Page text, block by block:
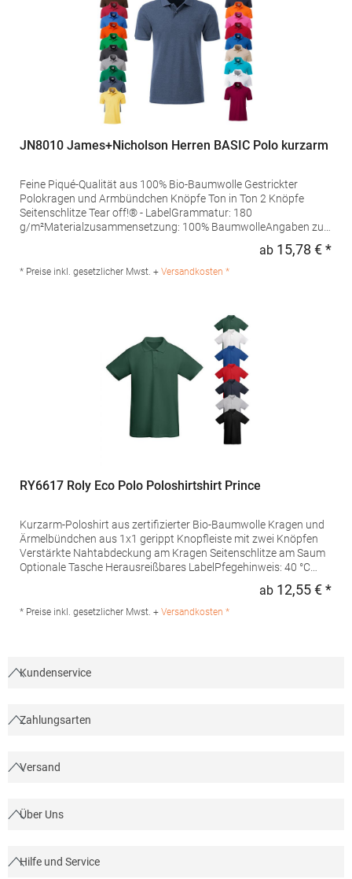
JN8010 James+Nicholson Herren BASIC Polo kurzarm
Feine Piqué-Qualität aus 100% Bio-Baumwolle Gestrickter
Polokragen und Armbündchen Knöpfe Ton in Ton 2 Knöpfe
Seitenschlitze Tear off!® - LabelGrammatur: 180
g/m²Materialzusammensetzung: 100% BaumwolleAngaben zur
GmbH Vor dem Weißen Stein 25-31 72461 Albstadt Deutschland
E-Mail: info@daiber.de
ab 15,78 € *
* Preise inkl. gesetzlicher Mwst. + Versandkosten *
RY6617 Roly Eco Polo Poloshirtshirt Prince
Kurzarm-Poloshirt aus zertifizierter Bio-Baumwolle Kragen und
Ärmelbündchen aus 1x1 gerippt Knopfleiste mit zwei Knöpfen
Verstärkte Nahtabdeckung am Kragen Seitenschlitze am Saum
Optionale Tasche Herausreißbares LabelPfegehinweis: 40 °C
g/m²Materialzusammensetzung: 100% Baumwolle (Heather
Grey: 85% Baumwolle / 15% Viskose)Angaben zur
ab 12,55 € *
* Preise inkl. gesetzlicher Mwst. + Versandkosten *
Kundenservice
Zahlungsarten
Versand
Über Uns
Hilfe und Service